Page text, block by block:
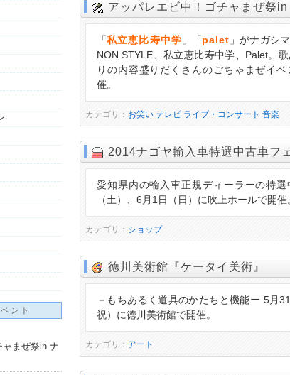
アッパレエビ中！ゴチャまぜ祭
「私立恵比寿中学 」「palet 」がナガシ
NON STYLE、私立恵比寿中学、Palet。
りの内容盛りだくさんのごちゃまぜイ
催。
カテゴリ： お笑い テレビ ライブ・コンサート 音楽
2014ナゴヤ輸入車特選中古車フ
愛知県内の輸入車正規ディーラーの特
（土）、6月1日（日）に吹上ホールで開催
カテゴリ： ショップ
徳川美術館『ケータイ美術』
－もちあるく道具のかたちと機能ー 5月
祝）に徳川美術館で開催。
カテゴリ： アート
ント
まぜ祭in ナ